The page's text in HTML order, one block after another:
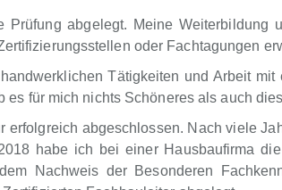
abgelegt. Meine Weiterbildung
oder Fachtagungen
Tätigkeiten und Arbeit
für mich nichts Schöneres als auch
abgeschlossen. Nach viele
habe ich bei einer Hausbaufirma
Nachweis der Besonderen